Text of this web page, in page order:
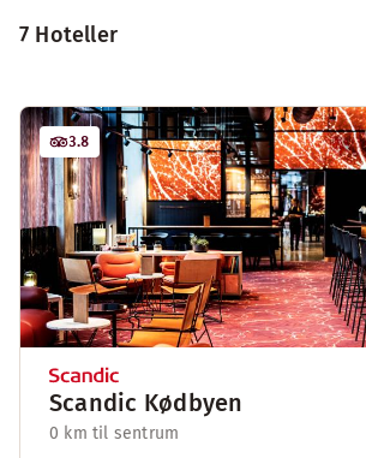
7 Hoteller
3.8
Scandic Kødbyen
0 km til sentrum